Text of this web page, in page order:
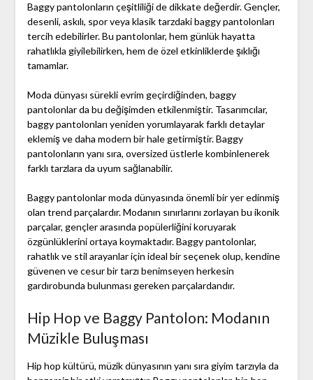
Baggy pantolonların çeşitliliği de dikkate değerdir. Gençler,
desenli, askılı, spor veya klasik tarzdaki baggy pantolonları
tercih edebilirler. Bu pantolonlar, hem günlük hayatta
rahatlıkla giyilebilirken, hem de özel etkinliklerde şıklığı
tamamlar.
Moda dünyası sürekli evrim geçirdiğinden, baggy
pantolonlar da bu değişimden etkilenmiştir. Tasarımcılar,
baggy pantolonları yeniden yorumlayarak farklı detaylar
eklemiş ve daha modern bir hale getirmiştir. Baggy
pantolonların yanı sıra, oversized üstlerle kombinlenerek
farklı tarzlara da uyum sağlanabilir.
Baggy pantolonlar moda dünyasında önemli bir yer edinmiş
olan trend parçalardır. Modanın sınırlarını zorlayan bu ikonik
parçalar, gençler arasında popülerliğini koruyarak
özgünlüklerini ortaya koymaktadır. Baggy pantolonlar,
rahatlık ve stil arayanlar için ideal bir seçenek olup, kendine
güvenen ve cesur bir tarzı benimseyen herkesin
gardırobunda bulunması gereken parçalardandır.
Hip Hop ve Baggy Pantolon: Modanın
Müzikle Buluşması
Hip hop kültürü, müzik dünyasının yanı sıra giyim tarzıyla da